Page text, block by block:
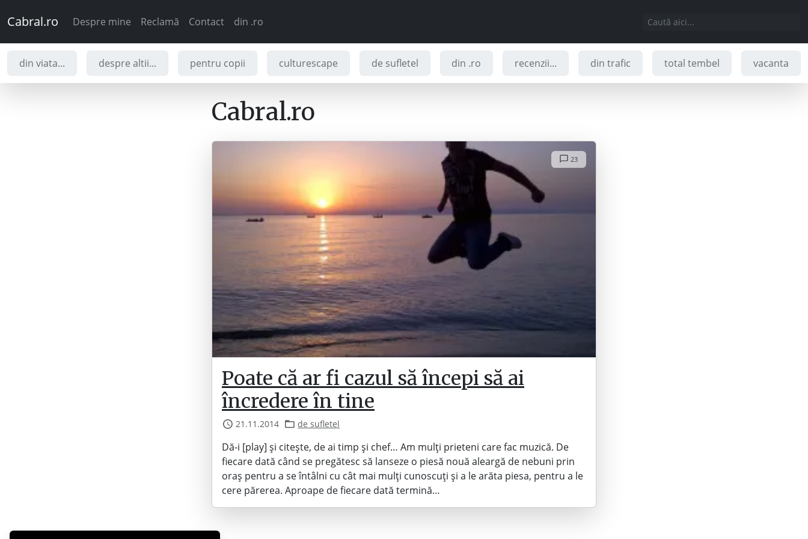
Cabral.ro Despre mine Reclamă Contact din .ro
din viata... despre altii... pentru copii culturescape de sufletel din .ro recenzii... din trafic total tembel vacanta
Cabral.ro
23
Poate că ar fi cazul să începi să ai
încredere în tine
21.11.2014 de sufletel
Dă-i [play] și citește, de ai timp și chef… Am mulți prieteni care fac muzică. De
fiecare dată când se pregătesc să lanseze o piesă nouă aleargă de nebuni prin
oraș pentru a se întâlni cu cât mai mulți cunoscuți și a le arăta piesa, pentru a le
cere părerea. Aproape de fiecare dată termină…